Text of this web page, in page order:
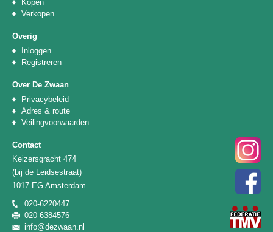
Kopen
Verkopen
Overig
Inloggen
Registreren
Over De Zwaan
Privacybeleid
Adres & route
Veilingvoorwaarden
Contact
Keizersgracht 474
(bij de Leidsestraat)
1017 EG Amsterdam
020-6220447
020-6384576
info@dezwaan.nl